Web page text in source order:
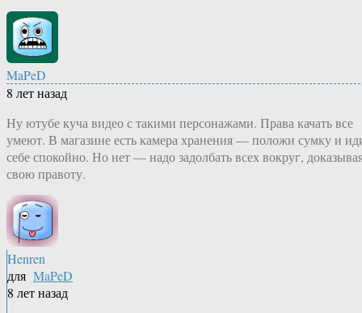
MaPeD
8 лет назад
Ну ютубе куча видео с такими персонажами. Права качать все
умеют. В магазине есть камера хранения — положи сумку и
себе спокойно. Но нет — надо задолбать всех вокруг,
свою правоту.
Henren
для MaPeD
8 лет назад